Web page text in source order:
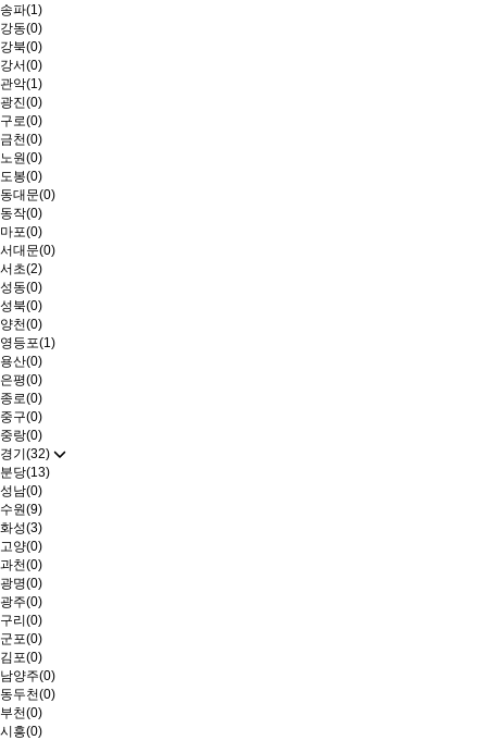
송파(1)
강동(0)
강북(0)
강서(0)
관악(1)
광진(0)
구로(0)
금천(0)
노원(0)
도봉(0)
동대문(0)
동작(0)
마포(0)
서대문(0)
서초(2)
성동(0)
성북(0)
양천(0)
영등포(1)
용산(0)
은평(0)
종로(0)
중구(0)
중랑(0)
경기(32)
분당(13)
성남(0)
수원(9)
화성(3)
고양(0)
과천(0)
광명(0)
광주(0)
구리(0)
군포(0)
김포(0)
남양주(0)
동두천(0)
부천(0)
시흥(0)